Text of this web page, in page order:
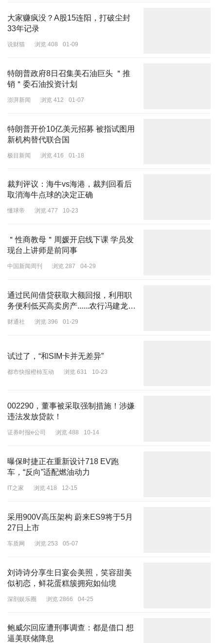
分之一，不过其站点往往更大，因此美国大约三分之二的电线都是为
特斯拉端口准备的。
据悉，福特F-150（参数丨图片） Lightning和野马Mach-E零售客户
成为非特斯拉汽车制造商中首批在美国和加拿大使用特斯拉超级充电
使用美国和加拿大超过 1.2 万个特斯拉超级充电桩。首席执行官玛
丽・博拉（Mary Barra）当时表示，这项合作将使该公司在电动汽
车充电站建设计划方面的投资节省高达4亿美元。
AutoForecast Solutions全球预测副总裁、分析师塞姆·费奥兰尼
（Sam Fiorani）表示，这最终将为特斯拉带来巨大的经济利益，包
括环境积分和充电费用。
大家赚疯没？A股15连阳，打破尘封
33年记录
说财猫 浏览 408 01-09
特朗普政府8日召集美石油巨头 ＂推
销＂委石油投资计划
澎湃新闻 浏览 412 01-07
特朗普开价10亿美元招募 被指试图用
新机构替代联合国
极目新闻 浏览 416 01-18
裁判评议：海牛vs海港，裁判回看后
取消海牛点球的决定正确
懂球帝 浏览 477 10-23
＂性商教母＂周媛开启线下课 学员发
现台上讲师是前同事
中国新闻周刊 浏览 287 04-29
通过民间借贷获取大额回报，利用职
务便利低买高卖房产......农行冯建龙被
财通社 浏览 396 01-29
试过了，“和SIM卡并无差异”
都市快报橙柿互动 浏览 631 10-23
002290，董事被采取强制措施！涉嫌
违法发放贷款！
证券时报e公司 浏览 488 10-14
曝保时捷正在重新设计718 EV跑
车，“反向”适配燃油动力
IT之家 浏览 418 12-15
采用900V高压架构 蔚来ES9将于5月
27日上市
车质网 浏览 253 05-07
刘诗诗分享生日宴会美照，笑容甜美
似初恋，鲜花蛋糕簇拥宛如仙境
深剖娱乐圈 浏览 2866 04-25
鲍威尔回应遭刑事调查：都是借口 想
逼美联储降息